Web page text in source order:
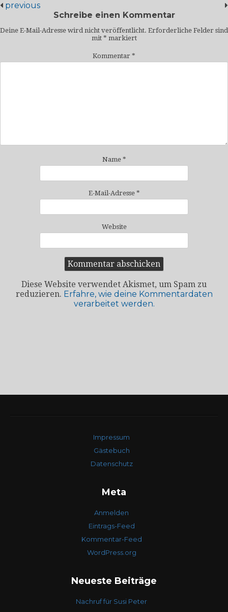
previous
Schreibe einen Kommentar
Deine E-Mail-Adresse wird nicht veröffentlicht. Erforderliche Felder sind
mit * markiert
Kommentar *
Name *
E-Mail-Adresse *
Website
Diese Website verwendet Akismet, um Spam zu
reduzieren. Erfahre, wie deine Kommentardaten
verarbeitet werden.
Impressum
Gästebuch
Datenschutz
Meta
Anmelden
Eintrags-Feed
Kommentar-Feed
WordPress.org
Neueste Beiträge
Nachruf für Susi Peter